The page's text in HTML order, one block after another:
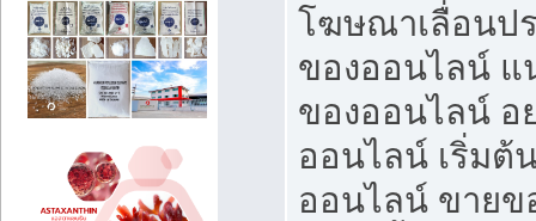
โฆษณาเลื่อนป
ของออนไลน์ แ
ของออนไลน์ อ
ออนไลน์ เริ่มต้
ออนไลน์ ขายข